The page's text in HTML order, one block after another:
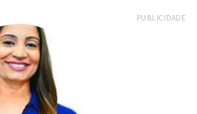
PUBLICIDADE